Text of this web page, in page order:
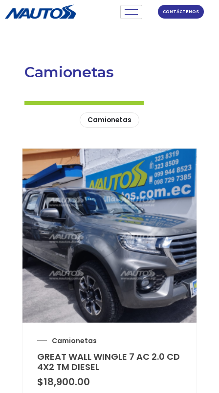
CONTÁCTENOS
Camionetas
Camionetas
Camionetas
GREAT WALL WINGLE 7 AC 2.0 CD
4X2 TM DIESEL
$18,900.00